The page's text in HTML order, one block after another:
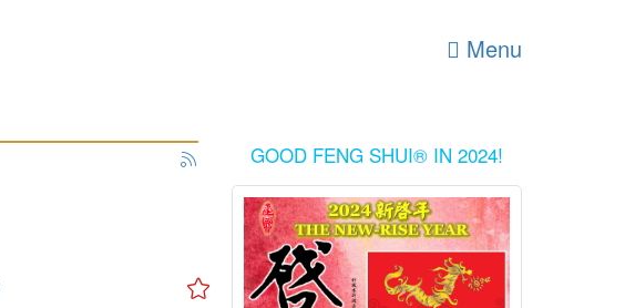
Menu
GOOD FENG SHUI® IN 2024!